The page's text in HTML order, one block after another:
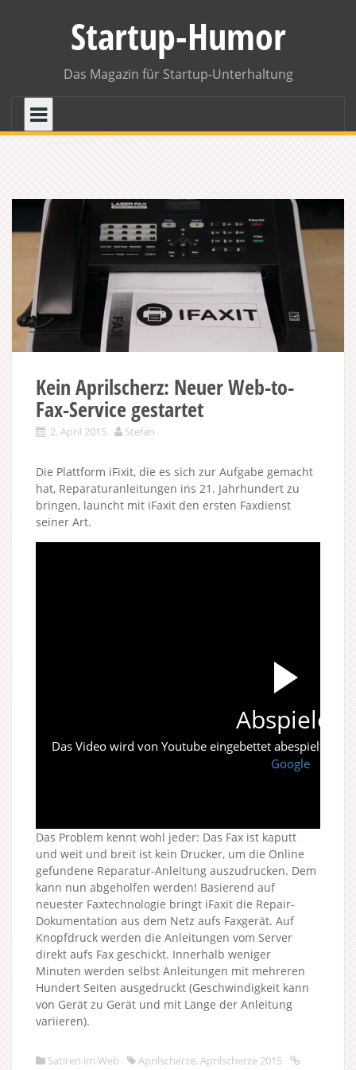
Startup-Humor
Das Magazin für Startup-Unterhaltung
Kein Aprilscherz: Neuer Web-to-
Fax-Service gestartet
2. April 2015 Stefan
Die Plattform iFixit, die es sich zur Aufgabe gemacht
hat, Reparaturanleitungen ins 21. Jahrhundert zu
bringen, launcht mit iFaxit den ersten Faxdienst
seiner Art.
Abspielen
Das Video wird von Youtube eingebettet abespielt. Es
Google
Das Problem kennt wohl jeder: Das Fax ist kaputt
und weit und breit ist kein Drucker, um die Online
gefundene Reparatur-Anleitung auszudrucken. Dem
kann nun abgeholfen werden! Basierend auf
neuester Faxtechnologie bringt iFaxit die Repair-
Dokumentation aus dem Netz aufs Faxgerät. Auf
Knopfdruck werden die Anleitungen vom Server
direkt aufs Fax geschickt. Innerhalb weniger
Minuten werden selbst Anleitungen mit mehreren
Hundert Seiten ausgedruckt (Geschwindigkeit kann
von Gerät zu Gerät und mit Länge der Anleitung
variieren).
Satiren im Web Aprilscherze, Aprilscherze 2015